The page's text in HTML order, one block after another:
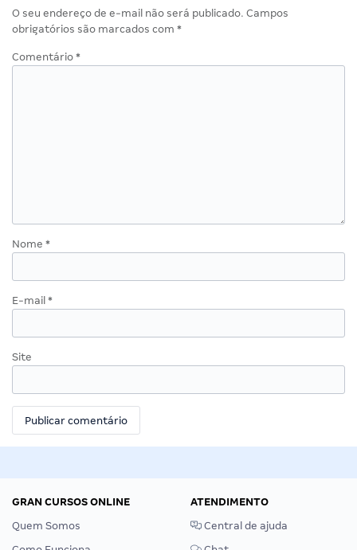
O seu endereço de e-mail não será publicado. Campos
obrigatórios são marcados com *
Comentário *
Nome *
E-mail *
Site
GRAN CURSOS ONLINE
Quem Somos
ATENDIMENTO
Central de ajuda